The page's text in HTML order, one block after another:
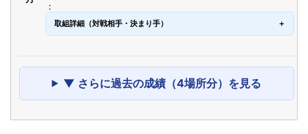
取組詳細（対戦相手・決まり手）
▼ さらに過去の成績（4場所分）を見る